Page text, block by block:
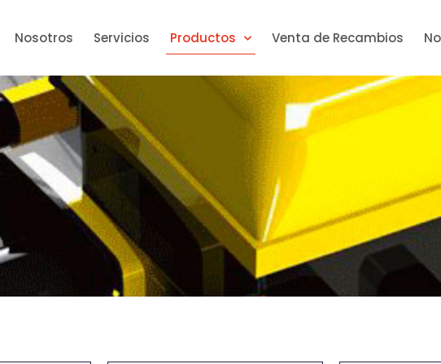
Nosotros Servicios Productos Venta de Recambios